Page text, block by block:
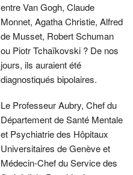
entre Van Gogh, Claude
Monnet, Agatha Christie, Alfred
de Musset, Robert Schuman
ou Piotr Tchaïkovski ? De nos
jours, ils auraient été
diagnostiqués bipolaires.
Le Professeur Aubry, Chef du
Département de Santé Mentale
et Psychiatrie des Hôpitaux
Universitaires de Genève et
Médecin-Chef du Service des